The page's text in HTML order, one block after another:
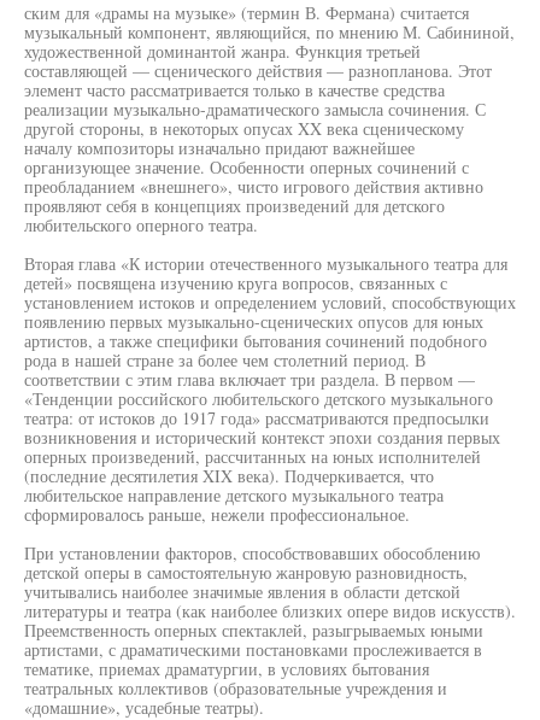
ским для «драмы на музыке» (термин В. Фермана) считается
музыкальный компонент, являющийся, по мнению М. Сабининой,
художественной доминантой жанра. Функция третьей
составляющей — сценического действия — разнопланова. Этот
элемент часто рассматривается только в качестве средства
реализации музыкально-драматического замысла сочинения. С
другой стороны, в некоторых опусах XX века сценическому
началу композиторы изначально придают важнейшее
организующее значение. Особенности оперных сочинений с
преобладанием «внешнего», чисто игрового действия активно
проявляют себя в концепциях произведений для детского
любительского оперного театра.
Вторая глава «К истории отечественного музыкального театра для
детей» посвящена изучению круга вопросов, связанных с
установлением истоков и определением условий, способствующих
появлению первых музыкально-сценических опусов для юных
артистов, а также специфики бытования сочинений подобного
рода в нашей стране за более чем столетний период. В
соответствии с этим глава включает три раздела. В первом —
«Тенденции российского любительского детского музыкального
театра: от истоков до 1917 года» рассматриваются предпосылки
возникновения и исторический контекст эпохи создания первых
оперных произведений, рассчитанных на юных исполнителей
(последние десятилетия XIX века). Подчеркивается, что
любительское направление детского музыкального театра
сформировалось раньше, нежели профессиональное.
При установлении факторов, способствовавших обособлению
детской оперы в самостоятельную жанровую разновидность,
учитывались наиболее значимые явления в области детской
литературы и театра (как наиболее близких опере видов искусств).
Преемственность оперных спектаклей, разыгрываемых юными
артистами, с драматическими постановками прослеживается в
тематике, приемах драматургии, в условиях бытования
театральных коллективов (образовательные учреждения и
«домашние», усадебные театры).